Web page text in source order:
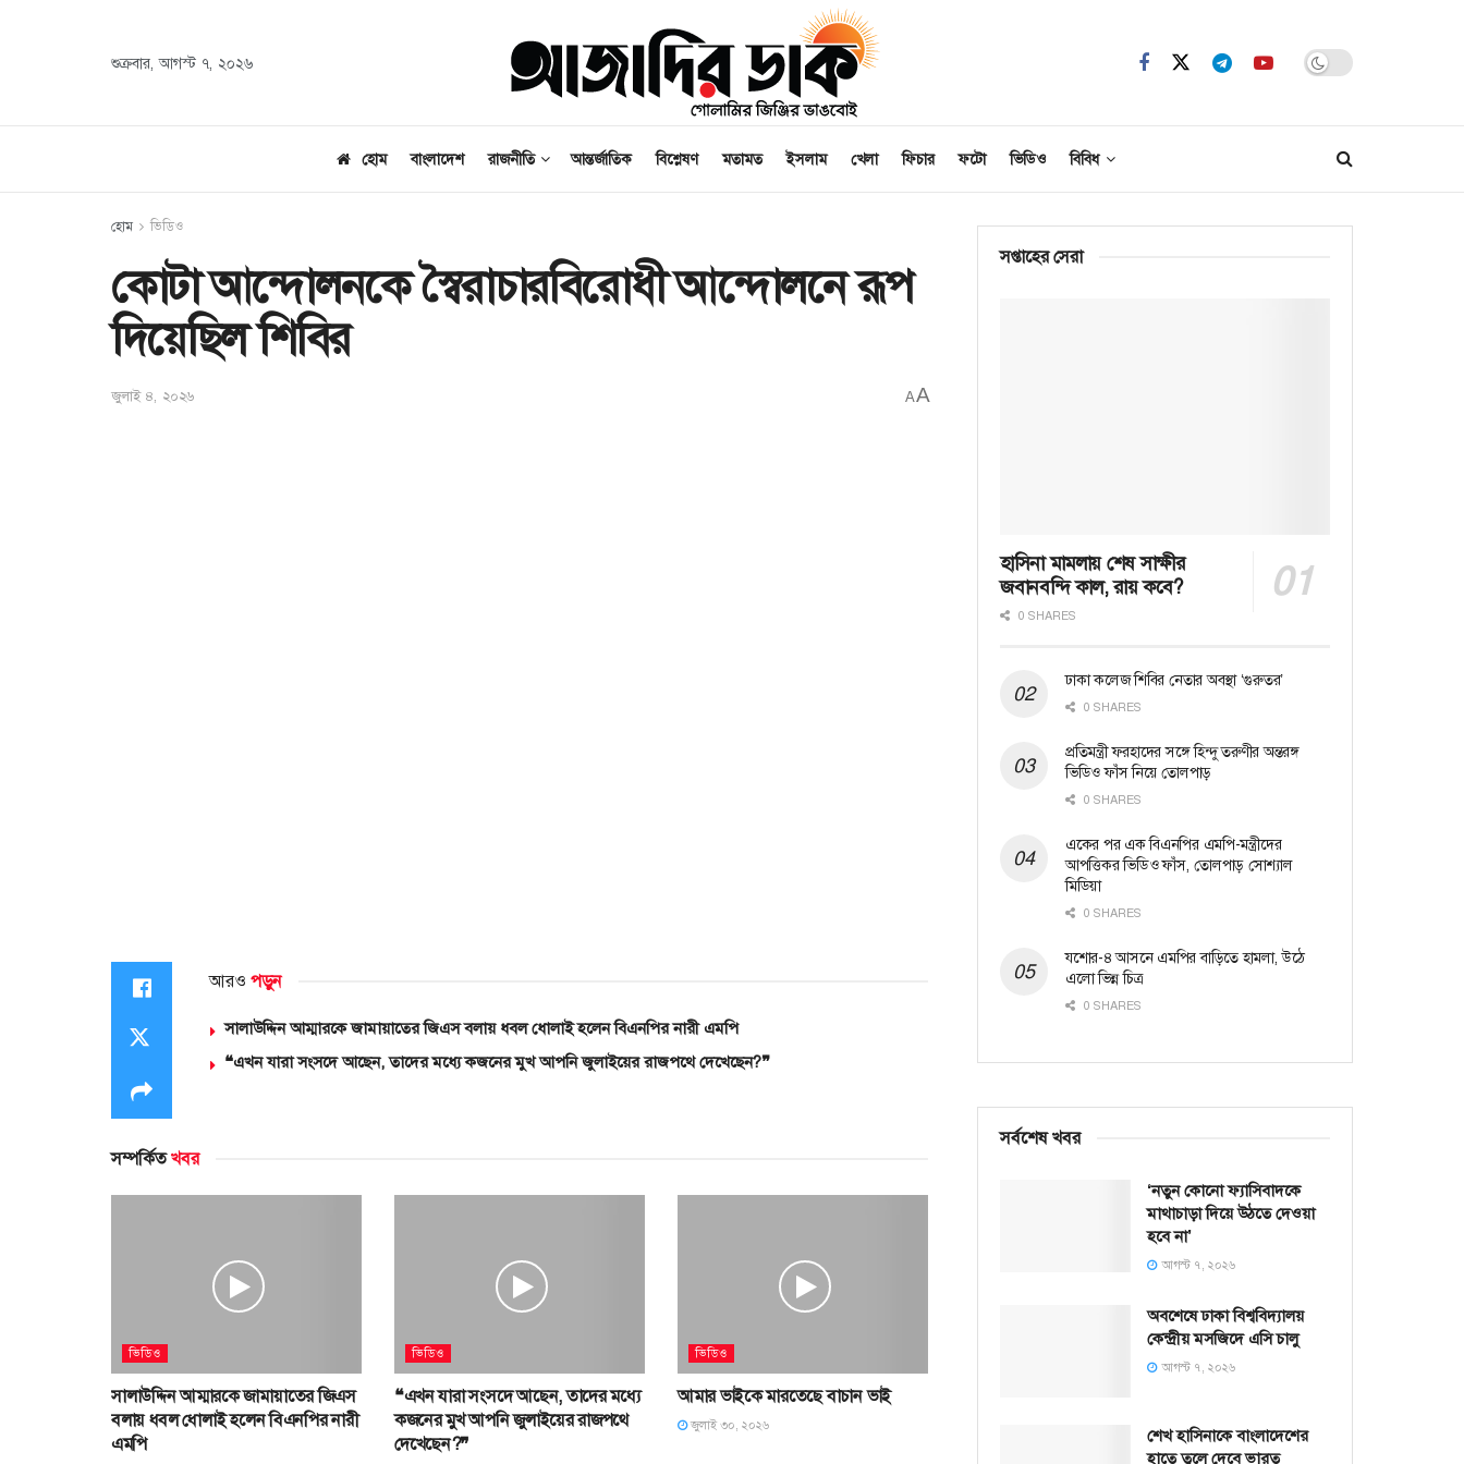
শুক্রবার, আগস্ট ৭, ২০২৬
হোম বাংলাদেশ রাজনীতি আন্তর্জাতিক বিশ্লেষণ মতামত ইসলাম খেলা ফিচার ফটো ভিডিও বিবিধ
হোম ভিডিও
কোটা আন্দোলনকে স্বৈরাচারবিরোধী আন্দোলনে রূপ
দিয়েছিল শিবির
জুলাই ৪, ২০২৬ AA
আরও পড়ুন
সালাউদ্দিন আম্মারকে জামায়াতের জিএস বলায় ধবল ধোলাই হলেন বিএনপির নারী এমপি
❝এখন যারা সংসদে আছেন, তাদের মধ্যে কজনের মুখ আপনি জুলাইয়ের রাজপথে দেখেছেন?❞
সম্পর্কিতখবর
ভিডিও
সালাউদ্দিন আম্মারকে জামায়াতের জিএস
বলায় ধবল ধোলাই হলেন বিএনপির নারী
এমপি
ভিডিও
❝এখন যারা সংসদে আছেন, তাদের মধ্যে
কজনের মুখ আপনি জুলাইয়ের রাজপথে
দেখেছেন?❞
ভিডিও
আমার ভাইকে মারতেছে বাচান ভাই
জুলাই ৩০, ২০২৬
সপ্তাহের সেরা
হাসিনা মামলায় শেষ সাক্ষীর
জবানবন্দি কাল, রায় কবে?
0 SHARES
ঢাকা কলেজ শিবির নেতার অবস্থা ‘গুরুতর’
0 SHARES
প্রতিমন্ত্রী ফরহাদের সঙ্গে হিন্দু তরুণীর অন্তরঙ্গ
ভিডিও ফাঁস নিয়ে তোলপাড়
0 SHARES
একের পর এক বিএনপির এমপি-মন্ত্রীদের
আপত্তিকর ভিডিও ফাঁস, তোলপাড় সোশ্যাল
মিডিয়া
0 SHARES
যশোর-৪ আসনে এমপির বাড়িতে হামলা, উঠে
এলো ভিন্ন চিত্র
0 SHARES
সর্বশেষ খবর
‘নতুন কোনো ফ্যাসিবাদকে
মাথাচাড়া দিয়ে উঠতে দেওয়া
হবে না’
আগস্ট ৭, ২০২৬
অবশেষে ঢাকা বিশ্ববিদ্যালয়
কেন্দ্রীয় মসজিদে এসি চালু
আগস্ট ৭, ২০২৬
শেখ হাসিনাকে বাংলাদেশের
হাতে তুলে দেবে ভারত